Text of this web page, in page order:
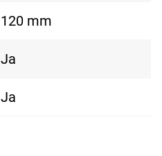
120 mm
Ja
Ja